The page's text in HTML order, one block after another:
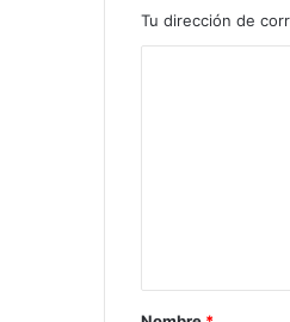
Tu dirección de
r